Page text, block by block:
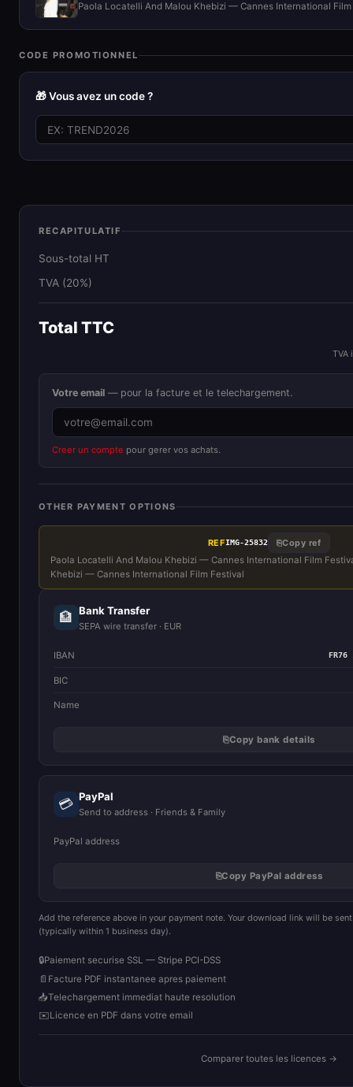
Paola Locatelli And Malou Khebizi — Cannes International
CODE PROMOTIONNEL
🎁 Vous avez un code ?
RECAPITULATIF
Sous-total HT
TVA (20%)
Total TTC
TVA
Votre email — pour la facture et le telechargement.
Creer un compte pour gerer vos achats.
OTHER PAYMENT OPTIONS
REFIMG-25832 ⎘Copy ref
Paola Locatelli And Malou Khebizi — Cannes International Film
Khebizi — Cannes International Film Festival
🏦 Bank Transfer
SEPA wire transfer · EUR
IBAN
BIC
Name
⎘Copy bank details
💳 PayPal
Send to address · Friends & Family
PayPal address
⎘Copy PayPal address
Add the reference above in your payment note. Your download link will be
(typically within 1 business day).
🔒Paiement securise SSL — Stripe PCI-DSS
📄 Facture PDF instantanee apres paiement
📥Telechargement immediat haute resolution
✉️Licence en PDF dans votre email
Comparer toutes les licences →